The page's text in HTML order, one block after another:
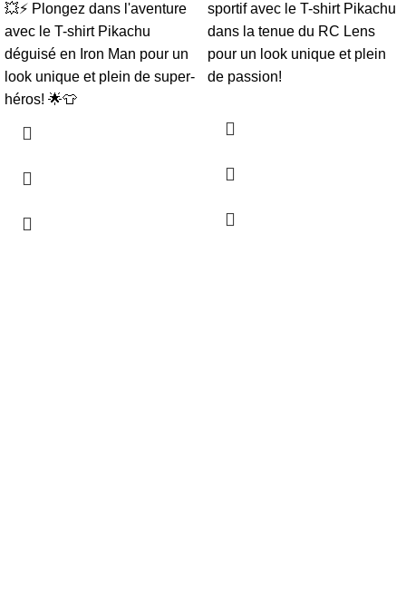
💥⚡ Plongez dans l'aventure
avec le T-shirt Pikachu
déguisé en Iron Man pour un
look unique et plein de super-
héros! 🌟👕
sportif avec le T-shirt Pikachu
dans la tenue du RC Lens
pour un look unique et plein
de passion!